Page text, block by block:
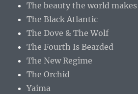
The beauty the world
The Black Atlantic
The Dove & The Wolf
The Fourth Is Bearded
The New Regime
The Orchid
Yaima